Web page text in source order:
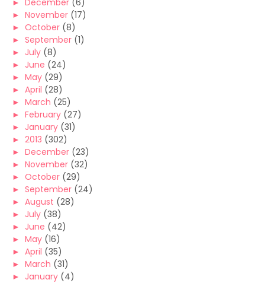
► December (6)
► November (17)
► October (8)
► September (1)
► July (8)
► June (24)
► May (29)
► April (28)
► March (25)
► February (27)
► January (31)
► 2013 (302)
► December (23)
► November (32)
► October (29)
► September (24)
► August (28)
► July (38)
► June (42)
► May (16)
► April (35)
► March (31)
► January (4)